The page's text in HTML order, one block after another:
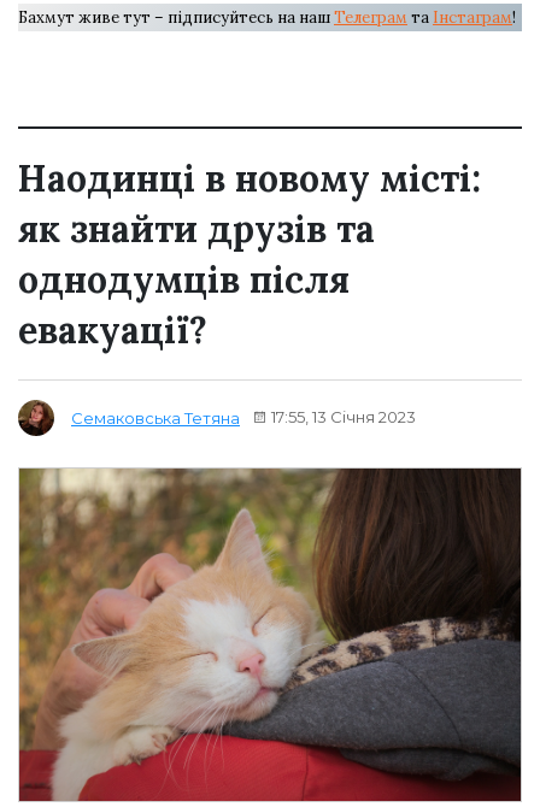
Бахмут живе тут – підписуйтесь на нашТелеграм та Інстаграм!
Наодинці в новому місті:
як знайти друзів та
однодумців після
евакуації?
Семаковська Тетяна 17:55, 13 Січня 2023